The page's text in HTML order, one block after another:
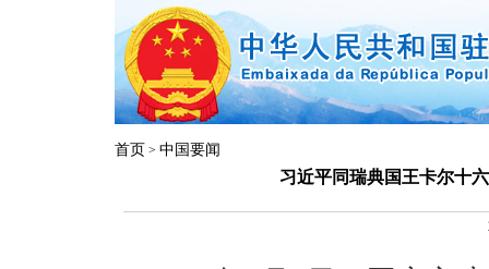
首页 > 中国要闻
习近平同瑞典国王卡尔十